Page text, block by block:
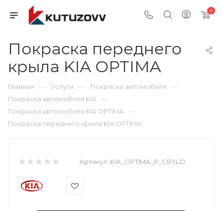
0
Покраска переднего
крыла KIA OPTIMA
Главная — Услуги — Покраска автомобиля —
Покраска автомобиля KIA —
Покраска автомобиля KIA OPTIMA —
Покраска переднего крыла KIA OPTIMA
Артикул: KIA_OPTIMA_P_CRYLO